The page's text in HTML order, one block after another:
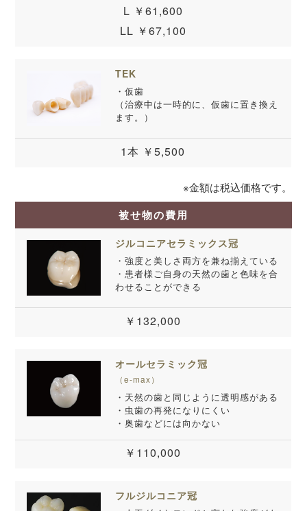
L ￥61,600
LL ￥67,100
TEK
・仮歯
（治療中は一時的に、仮歯に置き換え
ます。）
1本 ￥5,500
※金額は税込価格です。
被せ物の費用
ジルコニアセラミックス冠
・強度と美しさ両方を兼ね揃えている
・患者様ご自身の天然の歯と色味を合
わせることができる
￥132,000
オールセラミック冠
（e-max）
・天然の歯と同じように透明感がある
・虫歯の再発になりにくい
・奥歯などには向かない
￥110,000
フルジルコニア冠